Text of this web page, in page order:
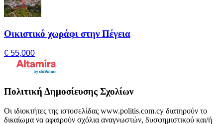
Οικιστικό χωράφι στην Πέγεια
€ 55,000
Πολιτική Δημοσίευσης Σχολίων
Οι ιδιοκτήτες της ιστοσελίδας www.politis.com.cy διατηρούν το
δικαίωμα να αφαιρούν σχόλια αναγνωστών, δυσφημιστικού και/ή